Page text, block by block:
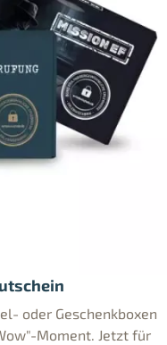
oder Geschenkboxen
Moment. Jetzt für